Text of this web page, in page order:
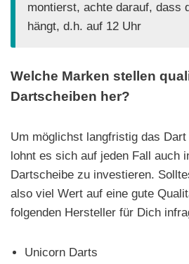
montierst, achte darauf, dass
hängt, d.h. auf 12 Uhr
Welche Marken stellen
Dartscheiben her?
Um möglichst langfristig das
lohnt es sich auf jeden Fall auch
Dartscheibe zu investieren.
also viel Wert auf eine gute
folgenden Hersteller für Dich
Unicorn Darts